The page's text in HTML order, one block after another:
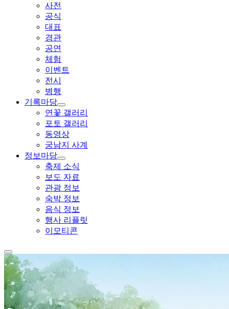
사전
공식
대표
경관
공연
체험
이벤트
전시
병행
기록마당
연꽃 갤러리
포토 갤러리
동영상
궁남지 사계
정보마당
축제 소식
보도 자료
관광 정보
숙박 정보
음식 정보
행사 리플릿
이모티콘